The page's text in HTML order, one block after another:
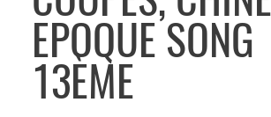
EPOQUE SONG
13ÈME